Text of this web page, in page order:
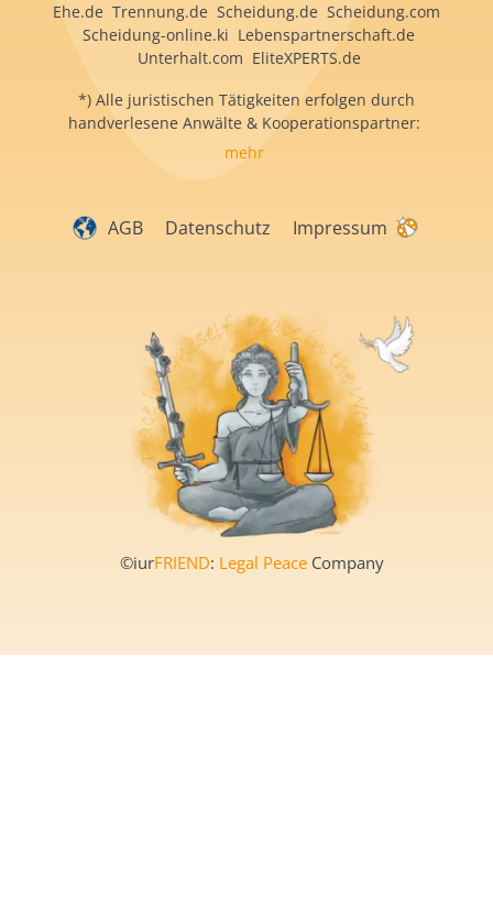
Ehe.de Trennung.de Scheidung.de Scheidung.com
Scheidung-online.ki Lebenspartnerschaft.de
Unterhalt.com EliteXPERTS.de
*) Alle juristischen Tätigkeiten erfolgen durch
handverlesene Anwälte & Kooperationspartner:
mehr
AGB Datenschutz Impressum
©iurFRIEND: Legal Peace Company